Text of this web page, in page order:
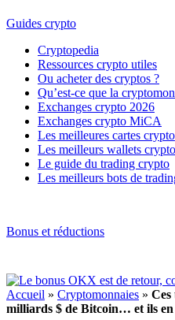
Guides crypto
Cryptopedia
Ressources crypto utiles
Ou acheter des cryptos ?
Qu’est-ce que la
Exchanges crypto 2026
Exchanges crypto MiCA
Les meilleures cartes crypto
Les meilleurs wallets crypto
Le guide du trading crypto
Les meilleurs bots de
Bonus et réductions
Accueil » Cryptomonnaies » Ces
milliards $ de Bitcoin… et ils en